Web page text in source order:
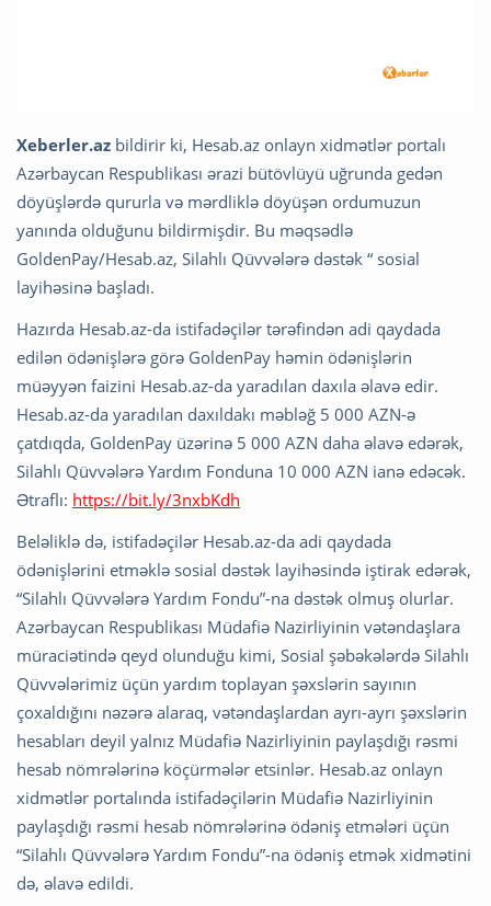
Xeberler.az bildirir ki, Hesab.az onlayn xidmətlər portalı
Azərbaycan Respublikası ərazi bütövlüyü uğrunda gedən
döyüşlərdə qururla və mərdliklə döyüşən ordumuzun
yanında olduğunu bildirmişdir. Bu məqsədlə
GoldenPay/Hesab.az, Silahlı Qüvvələrə dəstək “ sosial
layihəsinə başladı.
Hazırda Hesab.az-da istifadəçilər tərəfindən adi qaydada
edilən ödənişlərə görə GoldenPay həmin ödənişlərin
müəyyən faizini Hesab.az-da yaradılan daxıla əlavə edir.
Hesab.az-da yaradılan daxıldakı məbləğ 5 000 AZN-ə
çatdıqda, GoldenPay üzərinə 5 000 AZN daha əlavə edərək,
Silahlı Qüvvələrə Yardım Fonduna 10 000 AZN ianə edəcək.
Ətraflı: https://bit.ly/3nxbKdh
Beləliklə də, istifadəçilər Hesab.az-da adi qaydada
ödənişlərini etməklə sosial dəstək layihəsində iştirak edərək,
“Silahlı Qüvvələrə Yardım Fondu”-na dəstək olmuş olurlar.
Azərbaycan Respublikası Müdafiə Nazirliyinin vətəndaşlara
müraciətində qeyd olunduğu kimi, Sosial şəbəkələrdə Silahlı
Qüvvələrimiz üçün yardım toplayan şəxslərin sayının
çoxaldığını nəzərə alaraq, vətəndaşlardan ayrı-ayrı şəxslərin
hesabları deyil yalnız Müdafiə Nazirliyinin paylaşdığı rəsmi
hesab nömrələrinə köçürmələr etsinlər. Hesab.az onlayn
xidmətlər portalında istifadəçilərin Müdafiə Nazirliyinin
paylaşdığı rəsmi hesab nömrələrinə ödəniş etmələri üçün
“Silahlı Qüvvələrə Yardım Fondu”-na ödəniş etmək xidmətini
də, əlavə edildi.